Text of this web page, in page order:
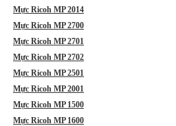
Mực Ricoh MP 2014
Mực Ricoh MP 2700
Mực Ricoh MP 2701
Mực Ricoh MP 2702
Mực Ricoh MP 2501
Mực Ricoh MP 2001
Mực Ricoh MP 1500
Mực Ricoh MP 1600